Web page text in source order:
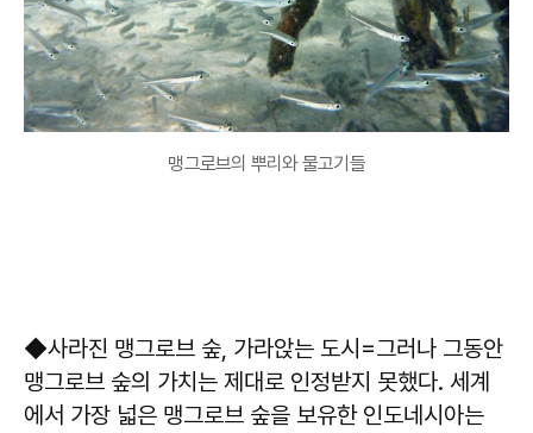
맹그로브의 뿌리와 물고기들
◆사라진 맹그로브 숲, 가라앉는 도시=그러나 그동안
맹그로브 숲의 가치는 제대로 인정받지 못했다. 세계
에서 가장 넓은 맹그로브 숲을 보유한 인도네시아는